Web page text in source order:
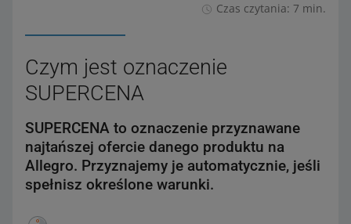
Czas czytania: 7 min.
Czym jest oznaczenie
SUPERCENA
SUPERCENA to oznaczenie przyznawane
najtańszej ofercie danego produktu na
Allegro. Przyznajemy je automatycznie, jeśli
spełnisz określone warunki.